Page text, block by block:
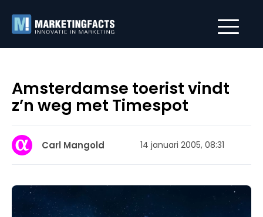
Amsterdamse toerist vindt
z’n weg met Timespot
Carl Mangold 14 januari 2005, 08:31